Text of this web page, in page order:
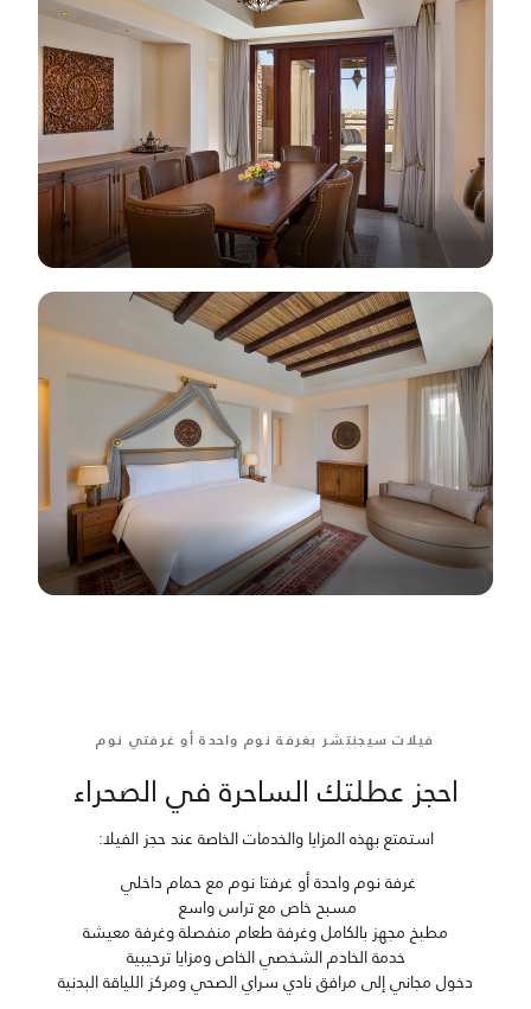
فيلات سيجنتشر بغرفة نوم واحدة أو غرفتي نوم
احجز عطلتك الساحرة في الصحراء
استمتع بهذه المزايا والخدمات الخاصة عند حجز الفيلا:
غرفة نوم واحدة أو غرفتا نوم مع حمام داخلي
مسبح خاص مع تراس واسع
مطبخ مجهز بالكامل وغرفة طعام منفصلة وغرفة معيشة
خدمة الخادم الشخصي الخاص ومزايا ترحيبية
دخول مجاني إلى مرافق نادي سراي الصحي ومركز اللياقة البدنية